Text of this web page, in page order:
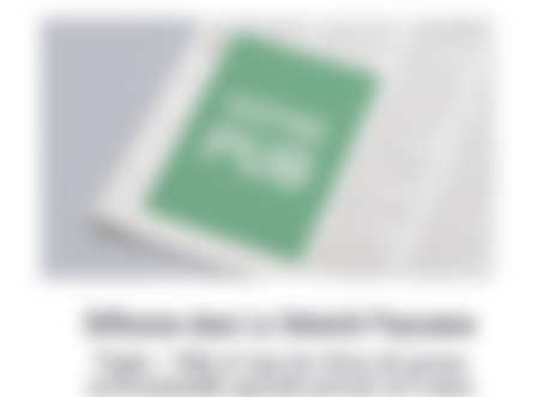
Diffusion dans La Volonté Paysanne
Papier + Web et tous les titres de presse